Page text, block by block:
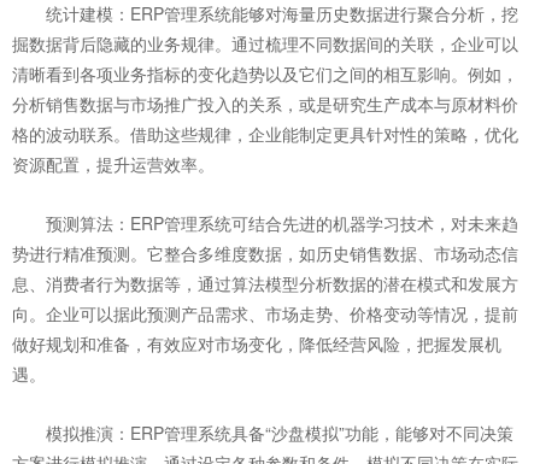
统计建模：ERP管理系统能够对海量历史数据进行聚合分析，挖
掘数据背后隐藏的业务规律。通过梳理不同数据间的关联，企业可以
清晰看到各项业务指标的变化趋势以及它们之间的相互影响。例如，
分析销售数据与市场推广投入的关系，或是研究生产成本与原材料价
格的波动联系。借助这些规律，企业能制定更具针对性的策略，优化
资源配置，提升运营效率。
预测算法：ERP管理系统可结合先进的机器学习技术，对未来趋
势进行精准预测。它整合多维度数据，如历史销售数据、市场动态信
息、消费者行为数据等，通过算法模型分析数据的潜在模式和发展方
向。企业可以据此预测产品需求、市场走势、价格变动等情况，提前
做好规划和准备，有效应对市场变化，降低经营风险，把握发展机
遇。
模拟推演：ERP管理系统具备“沙盘模拟”功能，能够对不同决策